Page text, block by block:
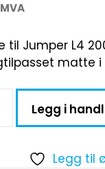
Jumper L4
matte
Legg i
Legg til